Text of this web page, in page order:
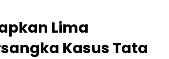
Lima
Kasus Tata